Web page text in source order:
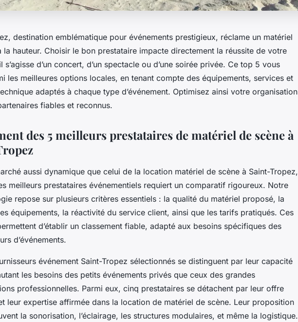
destination emblématique pour événements prestigieux, réclame un matériel
la hauteur. Choisir le bon prestataire impacte directement la réussite de votre
s’agisse d’un concert, d’un spectacle ou d’une soirée privée. Ce top 5 vous
les meilleures options locales, en tenant compte des équipements, services et
adaptés à chaque type d’événement. Optimisez ainsi votre organisation
fiables et reconnus.
des 5 meilleurs prestataires de matériel de scène à
aussi dynamique que celui de la location matériel de scène à Saint-Tropez,
meilleurs prestataires événementiels requiert un comparatif rigoureux. Notre
repose sur plusieurs critères essentiels : la qualité du matériel proposé, la
équipements, la réactivité du service client, ainsi que les tarifs pratiqués. Ces
d’établir un classement fiable, adapté aux besoins spécifiques des
d’événements.
événement Saint-Tropez sélectionnés se distinguent par leur capacité
les besoins des petits événements privés que ceux des grandes
professionnelles. Parmi eux, cinq prestataires se détachent par leur offre
leur expertise affirmée dans la location de matériel de scène. Leur proposition
la sonorisation, l’éclairage, les structures modulaires, et même la logistique.